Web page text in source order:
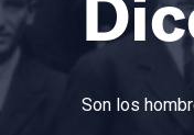
Son los